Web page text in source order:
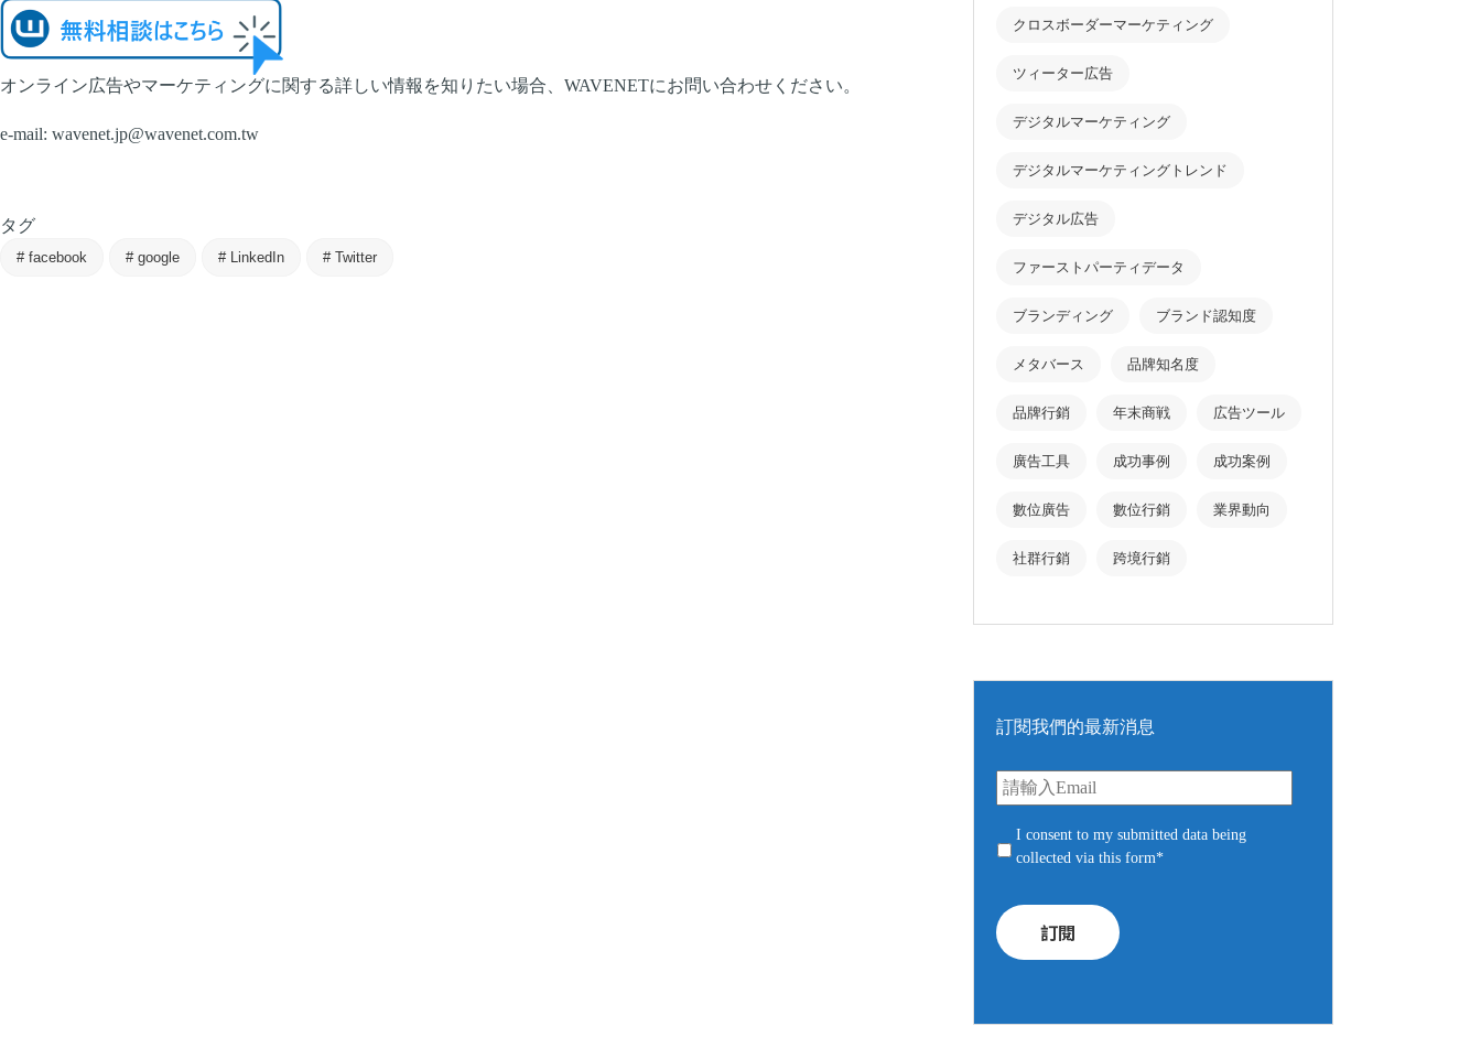
オンライン広告やマーケティングに関する詳しい情報を知りたい場合、WAVENETにお問い合わせください。
e-mail: wavenet.jp@wavenet.com.tw
タグ
#facebook #google #LinkedIn #Twitter
クロスボーダーマーケティング
ツィーター広告
デジタルマーケティング
デジタルマーケティングトレンド
デジタル広告
ファーストパーティデータ
ブランディング ブランド認知度
メタバース 品牌知名度
品牌行銷 年末商戦 広告ツール
廣告工具 成功事例 成功案例
數位廣告 數位行銷 業界動向
社群行銷 跨境行銷
訂閱我們的最新消息
E
m
a
lo
e
n
I consent to my submitted data being
collected via this form*